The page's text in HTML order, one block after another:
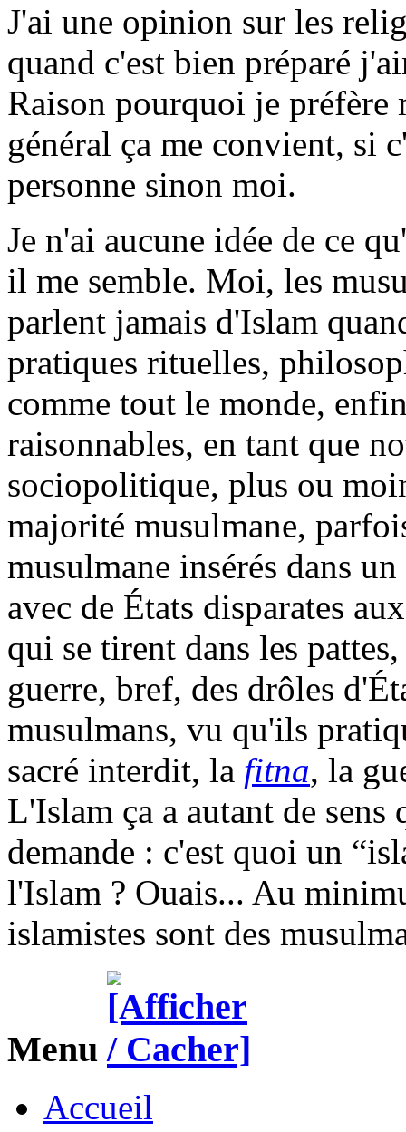
J'ai une opinion sur les
quand c'est bien préparé
Raison pourquoi je préfère
général ça me convient, si
personne sinon moi.
Je n'ai aucune idée de ce
il me semble. Moi, les
parlent jamais d'Islam
pratiques rituelles,
comme tout le monde,
raisonnables, en tant que
sociopolitique, plus ou
majorité musulmane,
musulmane insérés dans
avec de États disparates
qui se tirent dans les
guerre, bref, des drôles
musulmans, vu qu'ils
sacré interdit, la fitna, la
L'Islam ça a autant de
demande : c'est quoi un
l'Islam ? Ouais... Au
islamistes sont des
Menu
Accueil